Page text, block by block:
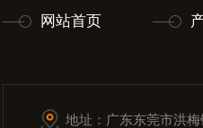
网站首页
地址：广东东莞市洪